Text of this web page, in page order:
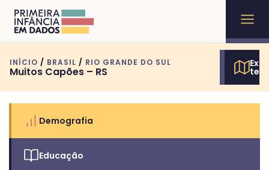
INÍCIO / BRASIL / RIO GRANDE DO SUL
Muitos Capões – RS
Demografia
Educação